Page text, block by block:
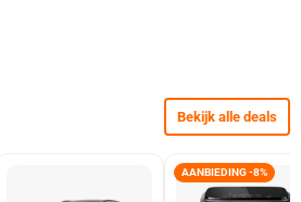
Bekijk alle deals
AANBIEDING -8%